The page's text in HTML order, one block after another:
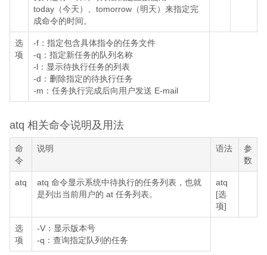
today（今天）、tomorrow（明天）来指定完
成命令的时间。
选
项
-f：指定包含具体指令的任务文件
-q：指定新任务的队列名称
-l：显示待执行任务的列表
-d：删除指定的待执行任务
-m：任务执行完成后向用户发送 E-mail
atq 相关命令说明及用法
命
令
说明 语法
参
数
atq
atq 命令显示系统中待执行的任务列表，也就
是列出当前用户的 at 任务列表。
atq
[选
项]
选
项
-V：显示版本号
-q：查询指定队列的任务